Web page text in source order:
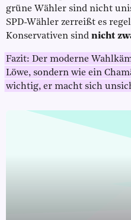
grüne Wähler sind nicht
SPD-Wähler zerreißt es
Konservativen sind nicht
Fazit: Der moderne
Löwe, sondern wie ein
wichtig, er macht sich